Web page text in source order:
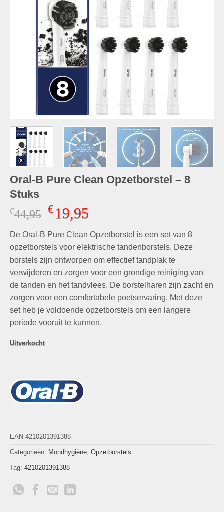
Oral-B Pure Clean Opzetborstel – 8
Stuks
€44,95 Oorspronkelijke
was:
€44,95.
€19,95Huidige
is:
€19,95.
De Oral-B Pure Clean Opzetborstel is een set van 8
opzetborstels voor elektrische tandenborstels. Deze
borstels zijn ontworpen om effectief tandplak te
verwijderen en zorgen voor een grondige reiniging van
de tanden en het tandvlees. De borstelharen zijn zacht en
zorgen voor een comfortabele poetservaring. Met deze
set heb je voldoende opzetborstels om een langere
periode vooruit te kunnen.
Uitverkocht
EAN 4210201391388
Categorieën: Mondhygiëne, Opzetborstels
Tag: 4210201391388